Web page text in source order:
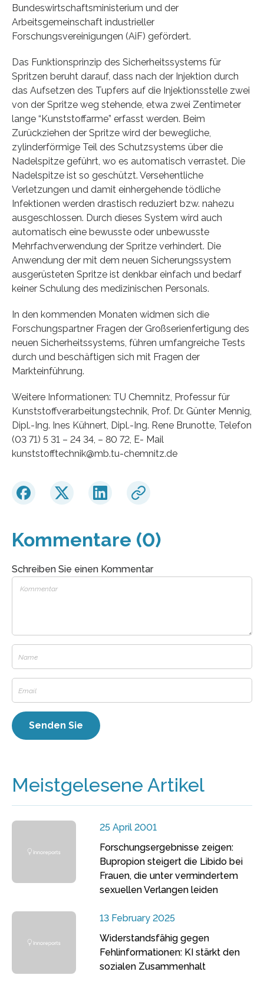
Bundeswirtschaftsministerium und der
Arbeitsgemeinschaft industrieller
Forschungsvereinigungen (AiF) gefördert.
Das Funktionsprinzip des Sicherheitssystems für
Spritzen beruht darauf, dass nach der Injektion durch
das Aufsetzen des Tupfers auf die Injektionsstelle zwei
von der Spritze weg stehende, etwa zwei Zentimeter
lange “Kunststoffarme” erfasst werden. Beim
Zurückziehen der Spritze wird der bewegliche,
zylinderförmige Teil des Schutzsystems über die
Nadelspitze geführt, wo es automatisch verrastet. Die
Nadelspitze ist so geschützt. Versehentliche
Verletzungen und damit einhergehende tödliche
Infektionen werden drastisch reduziert bzw. nahezu
ausgeschlossen. Durch dieses System wird auch
automatisch eine bewusste oder unbewusste
Mehrfachverwendung der Spritze verhindert. Die
Anwendung der mit dem neuen Sicherungssystem
ausgerüsteten Spritze ist denkbar einfach und bedarf
keiner Schulung des medizinischen Personals.
In den kommenden Monaten widmen sich die
Forschungspartner Fragen der Großserienfertigung des
neuen Sicherheitssystems, führen umfangreiche Tests
durch und beschäftigen sich mit Fragen der
Markteinführung.
Weitere Informationen: TU Chemnitz, Professur für
Kunststoffverarbeitungstechnik, Prof. Dr. Günter Mennig,
Dipl.-Ing. Ines Kühnert, Dipl.-Ing. Rene Brunotte, Telefon
(03 71) 5 31 – 24 34, – 80 72, E- Mail
kunststofftechnik@mb.tu-chemnitz.de
Kommentare (0)
Schreiben Sie einen Kommentar
Meistgelesene Artikel
25 April 2001
Forschungsergebnisse zeigen:
Bupropion steigert die Libido bei
Frauen, die unter vermindertem
sexuellen Verlangen leiden
13 February 2025
Widerstandsfähig gegen
Fehlinformationen: KI stärkt den
sozialen Zusammenhalt